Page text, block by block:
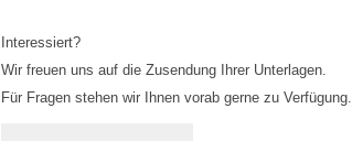
Interessiert?
Wir freuen uns auf die Zusendung Ihrer Unterlagen.
Für Fragen stehen wir Ihnen vorab gerne zu Verfügung.